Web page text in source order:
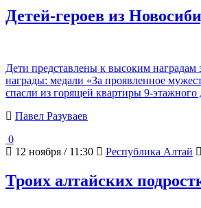
Детей-героев из
Дети представлены к высоким наградам
награды: медали «За проявленное
спасли из горящей квартиры 9-этажного
Павел Разуваев
0
12 ноября / 11:30
Республика Алтай
Троих алтайских